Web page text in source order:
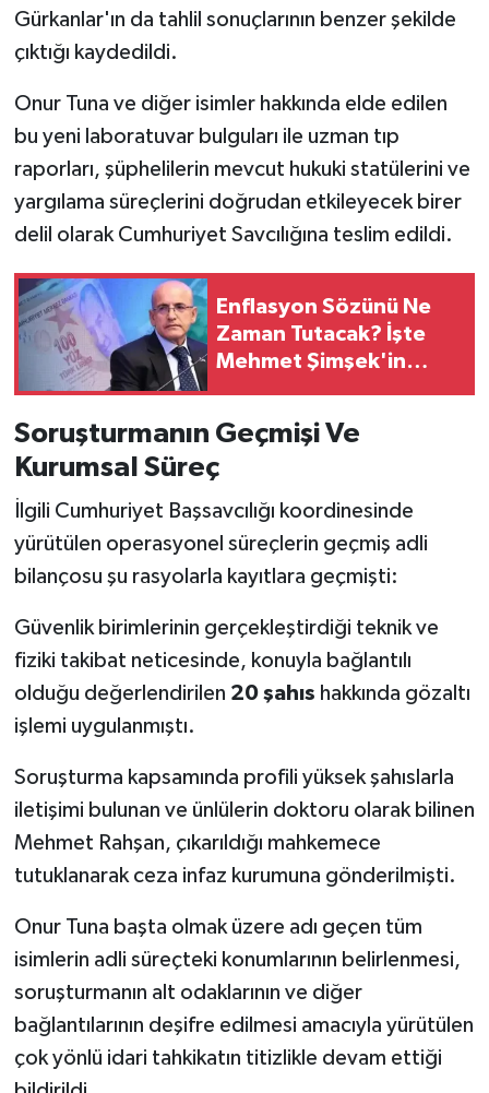
Gürkanlar'ın da tahlil sonuçlarının benzer şekilde
çıktığı kaydedildi.
Onur Tuna ve diğer isimler hakkında elde edilen
bu yeni laboratuvar bulguları ile uzman tıp
raporları, şüphelilerin mevcut hukuki statülerini ve
yargılama süreçlerini doğrudan etkileyecek birer
delil olarak Cumhuriyet Savcılığına teslim edildi.
Enflasyon Sözünü Ne
Zaman Tutacak? İşte
Mehmet Şimşek'in
Soruşturmanın Geçmişi Ve
Kurumsal Süreç
İlgili Cumhuriyet Başsavcılığı koordinesinde
yürütülen operasyonel süreçlerin geçmiş adli
bilançosu şu rasyolarla kayıtlara geçmişti:
Güvenlik birimlerinin gerçekleştirdiği teknik ve
fiziki takibat neticesinde, konuyla bağlantılı
olduğu değerlendirilen 20 şahıs hakkında gözaltı
işlemi uygulanmıştı.
Soruşturma kapsamında profili yüksek şahıslarla
iletişimi bulunan ve ünlülerin doktoru olarak bilinen
Mehmet Rahşan, çıkarıldığı mahkemece
tutuklanarak ceza infaz kurumuna gönderilmişti.
Onur Tuna başta olmak üzere adı geçen tüm
isimlerin adli süreçteki konumlarının belirlenmesi,
soruşturmanın alt odaklarının ve diğer
bağlantılarının deşifre edilmesi amacıyla yürütülen
çok yönlü idari tahkikatın titizlikle devam ettiği